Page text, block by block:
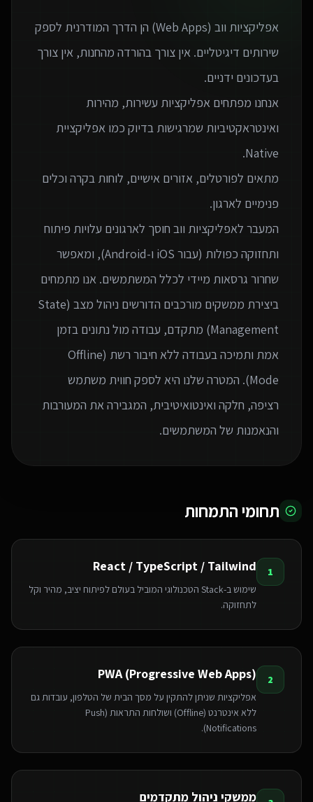
אפליקציות ווב (Web Apps) הן הדרך המודרנית לספק
שירותים דיגיטליים. אין צורך בהורדה מהחנות, אין צורך
אנחנו מפתחים אפליקציות עשירות, מהירות
ואינטראקטיביות שמרגישות בדיוק כמו אפליקציית
מתאים לפורטלים, אזורים אישיים, לוחות בקרה וכלים
המעבר לאפליקציות ווב חוסך לארגונים עלויות פיתוח
ותחזוקה כפולות (עבור iOS ו-Android), ומאפשר
שחרור גרסאות מיידי לכלל המשתמשים. אנו מתמחים
ביצירת ממשקים מורכבים הדורשים ניהול מצב (State
Management) מתקדם, עבודה מול נתונים בזמן
אמת ותמיכה בעבודה ללא חיבור רשת (Offline
Mode). המטרה שלנו היא לספק חווית משתמש
רציפה, חלקה ואינטואיטיבית, המגבירה את המעורבות
והנאמנות של המשתמשים.
תחומי התמחות
1
React / TypeScript / Tailwind
שימוש ב-Stack הטכנולוגי המוביל בעולם לפיתוח יציב, מהיר וקל
לתחזוקה.
2
PWA (Progressive Web Apps)
אפליקציות שניתן להתקין על מסך הבית של הטלפון, עובדות גם
ללא אינטרנט (Offline) ושולחות התראות (Push
Notifications).
ממשקי ניהול מתקדמים